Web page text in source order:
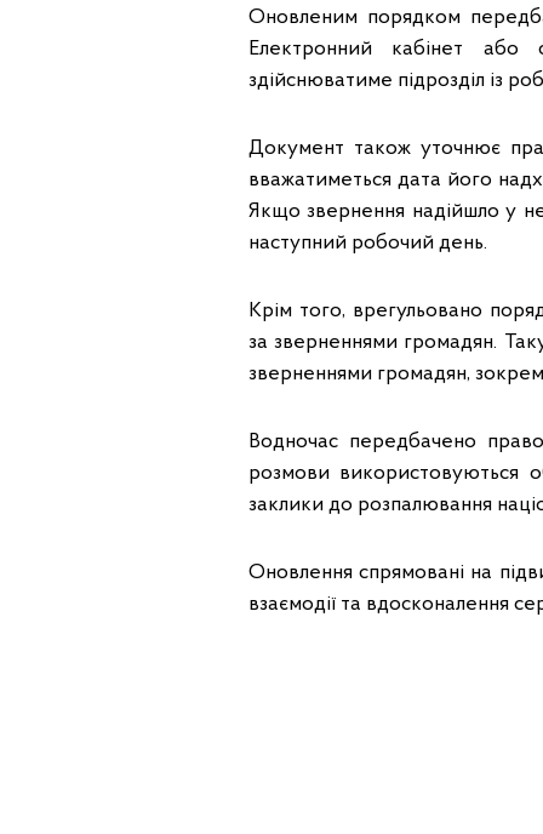
Оновленим порядком
Електронний кабінет або
здійснюватиме підрозділ із
Документ також уточнює
вважатиметься дата його
Якщо звернення надійшло у
наступний робочий день.
Крім того, врегульовано
за зверненнями громадян.
зверненнями громадян,
Водночас передбачено
розмови використовуються
заклики до розпалювання
Оновлення спрямовані на
взаємодії та вдосконалення